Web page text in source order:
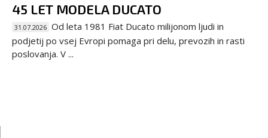
45 LET MODELA DUCATO
31.07.2026 Od leta 1981 Fiat Ducato milijonom ljudi in
podjetij po vsej Evropi pomaga pri delu, prevozih in rasti
poslovanja. V ...